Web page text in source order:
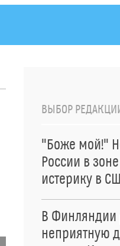
ВЫБОР
"Боже мой!"
России в
истерику в
В Финляндии
неприятную